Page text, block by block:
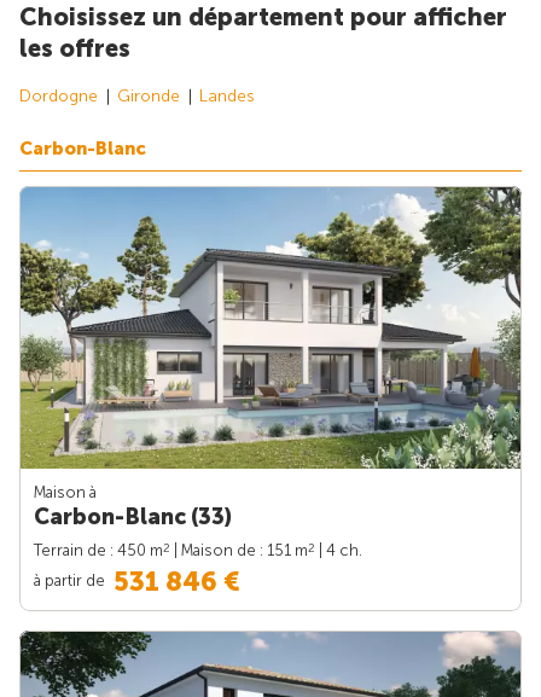
Choisissez un département pour afficher
les offres
Dordogne Gironde Landes
Carbon-Blanc
Maison à
Carbon-Blanc (33)
Terrain de : 450 m2 | Maison de : 151 m2
| 4 ch.
à partir de 531 846 €